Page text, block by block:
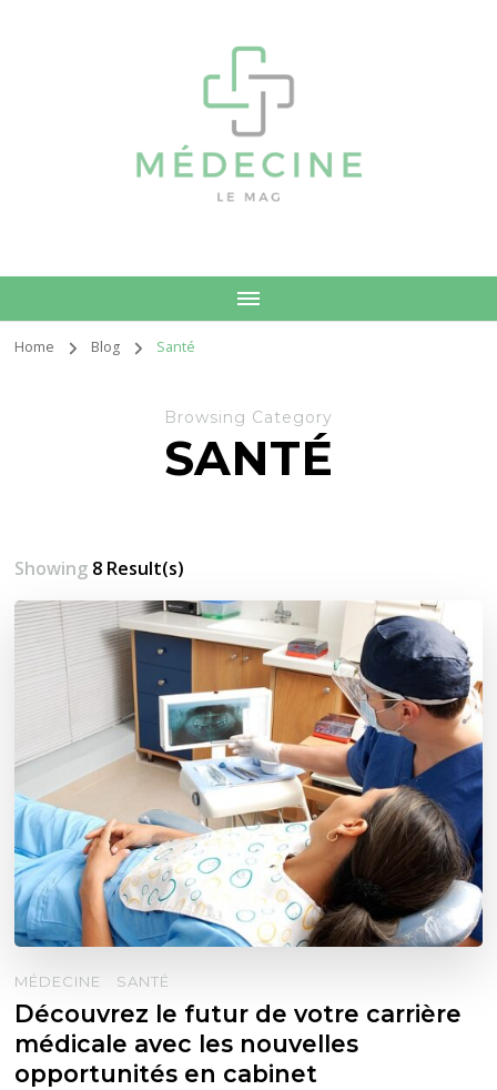
Home Blog Santé
Browsing Category
SANTÉ
Showing 8 Result(s)
MÉDECINE SANTÉ
Découvrez le futur de votre carrière
médicale avec les nouvelles
opportunités en cabinet